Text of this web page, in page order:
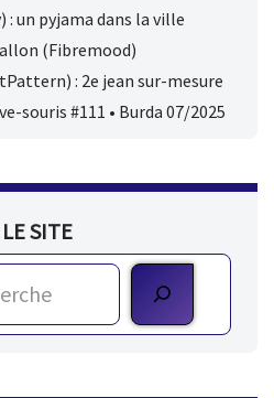
: un pyjama dans la ville
(Fibremood)
: 2e jean sur-mesure
souris #111 • Burda 07/2025
SITE